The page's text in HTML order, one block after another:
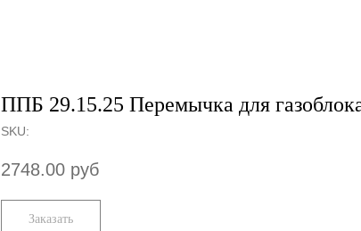
ППБ 29.15.25 Перемычка для
SKU:
2748.00 руб
Заказать